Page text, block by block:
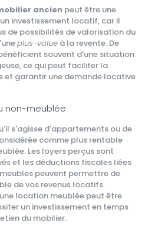
ancien peut être une
investissement locatif, car il
de possibilités de valorisation du
plus-value à la revente. De
souvent d'une situation
ce qui peut faciliter la
et garantir une demande locative
non-meublée
s'agisse d'appartements ou de
comme plus rentable
Les loyers perçus sont
et les déductions fiscales liées
peuvent permettre de
de vos revenus locatifs.
location meublée peut être
un investissement en temps
du mobilier.